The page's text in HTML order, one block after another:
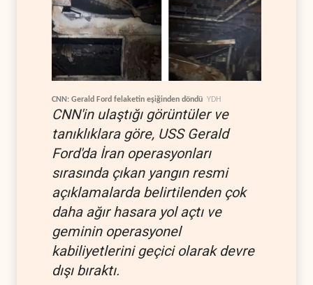
CNN: Gerald Ford felaketin eşiğinden döndü YDH
CNN'in ulaştığı görüntüler ve
tanıklıklara göre, USS Gerald
Ford'da İran operasyonları
sırasında çıkan yangın resmi
açıklamalarda belirtilenden çok
daha ağır hasara yol açtı ve
geminin operasyonel
kabiliyetlerini geçici olarak devre
dışı bıraktı.